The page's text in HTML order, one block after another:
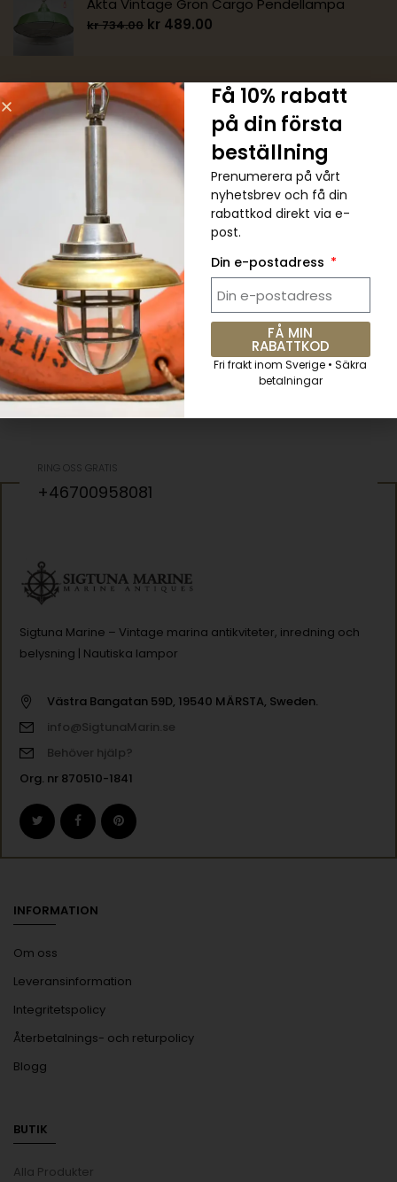
Äkta Vintage Grön Cargo Pendellampa
kr734.00 kr 489.00
5 % RABATT. Kupongkod:
QKWCM2KC
Prenumerera på det veckovisa
nyhetsbrevet för alla senaste
uppdateringar
Skicka
RING OSS GRATIS
+46700958081
Sigtuna Marine – Vintage marina antikviteter, inredning och
belysning | Nautiska lampor
Västra Bangatan 59D, 19540 MÄRSTA, Sweden.
info@SigtunaMarin.se
Behöver hjälp?
Org. nr 870510-1841
INFORMATION
Om oss
Leveransinformation
Integritetspolicy
Återbetalnings- och returpolicy
Blogg
BUTIK
Alla Produkter
Få 10% rabatt
på din första
beställning
Prenumerera på vårt
nyhetsbrev och få din
rabattkod direkt via e-
post.
Din e-postadress
FÅ MIN
RABATTKOD
Fri frakt inom Sverige • Säkra
betalningar